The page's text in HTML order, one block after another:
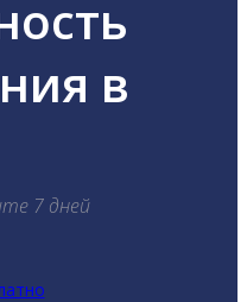
в
7 дней